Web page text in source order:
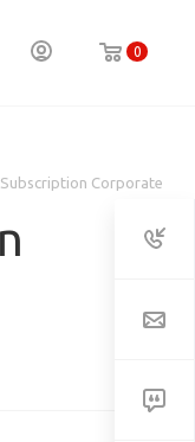
0
Corporate